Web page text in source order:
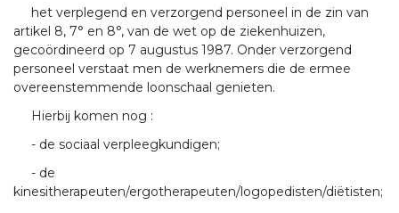
het verplegend en verzorgend personeel in de zin van
artikel 8, 7° en 8°, van de wet op de ziekenhuizen,
gecoördineerd op 7 augustus 1987. Onder verzorgend
personeel verstaat men de werknemers die de ermee
overeenstemmende loonschaal genieten.
Hierbij komen nog :
- de sociaal verpleegkundigen;
- de
kinesitherapeuten/ergotherapeuten/logopedisten/diëtisten;